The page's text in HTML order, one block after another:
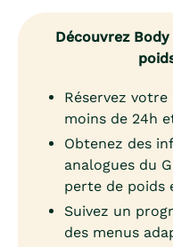
Découvrez
Réservez
moins de 24h
Obtenez des
analogues du
perte de poids
Suivez un
des menus